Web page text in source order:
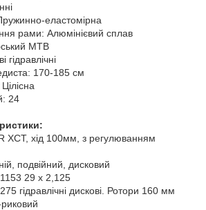
еластомірна
рами: Алюмінієвий сплав
MTB
гідравлічні
170-185 см
24
XCT, хід 100мм, з регулюванням
подвійний, дисковий
29 х 2,125
гідравлічні дискові. Ротори 160 мм